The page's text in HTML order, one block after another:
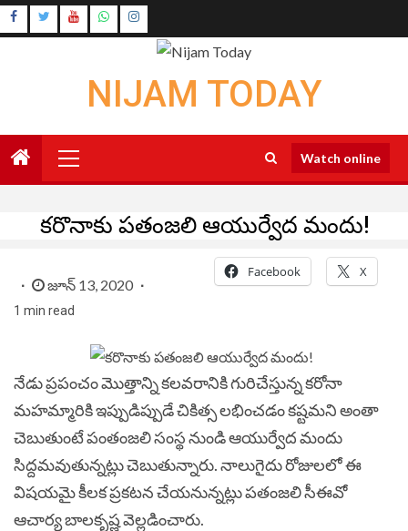
Skip
to
Instagram
NIJAM TODAY
Menu
Watch online
కరొనాకు పతంజలి ఆయుర్వేద మందు!
జూన్ 13, 2020
1 min read
Facebook X
నేడు ప్రపంచం మొత్తాన్ని కలవరానికి గురిచేస్తున్న కరోనా
మహమ్మారికి ఇప్పుడిప్పుడే చికిత్స లభించడం కష్టమని అంతా
చెబుతుంటే పంతంజలి సంస్థ నుండి ఆయుర్వేద మందు
సిద్దమవుతున్నట్లు చెబుతున్నారు. నాలుగైదు రోజులలో ఈ
విషయమై కీలక ప్రకటన చేయనున్నట్లు పతంజలి సీఈవో
ఆచార్య బాలకృష్ణ వెల్లడించారు.